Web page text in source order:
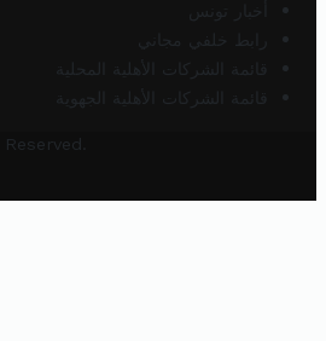
أخبار تونس
رابط خلفي مجاني
قائمة الشركات الأهلية المحلية
قائمة الشركات الأهلية الجهوية